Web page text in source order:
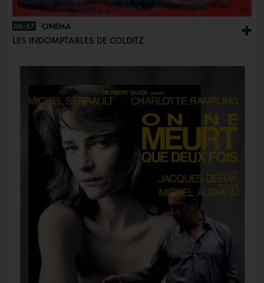
+
06:57 CINÉMA
LES INDOMPTABLES DE COLDITZ